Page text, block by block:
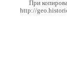
При
http://